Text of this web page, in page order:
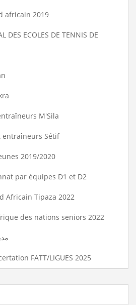
africain 2019
DES ECOLES DE TENNIS DE
M'Sila
entraîneurs Sétif
2019/2020
par équipes D1 et D2
Africain Tipaza 2022
des nations seniors 2022
FATT/LIGUES 2025